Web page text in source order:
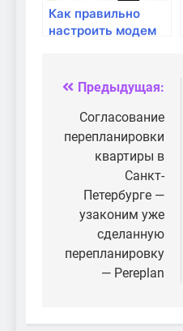
Как правильно
настроить модем
кабель?
Навигация
записям
Предыдущая:
Согласование
перепланировки
квартиры в
Санкт-
Петербурге —
узаконим уже
сделанную
перепланировку
— Pereplan